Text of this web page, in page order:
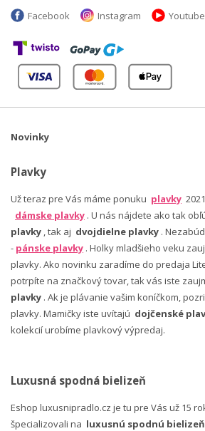
Facebook Instagram Youtube
Novinky
Plavky
Už teraz pre Vás máme ponuku plavky
dámske plavky . U nás nájdete ako tak
plavky , tak aj dvojdielne plavky .
- pánske plavky . Holky mladšieho veku
plavky. Ako novinku zaradíme do predaja
potrpíte na značkový tovar, tak vás iste
plavky . Ak je plávanie vašim koníčkom,
plavky. Mamičky iste uvítajú dojčenské
kolekcií urobíme plavkový výpredaj.
Luxusná spodná bielizeň
Eshop luxusnipradlo.cz je tu pre Vás už 15
špecializovali na luxusnú spodnú bielizeň